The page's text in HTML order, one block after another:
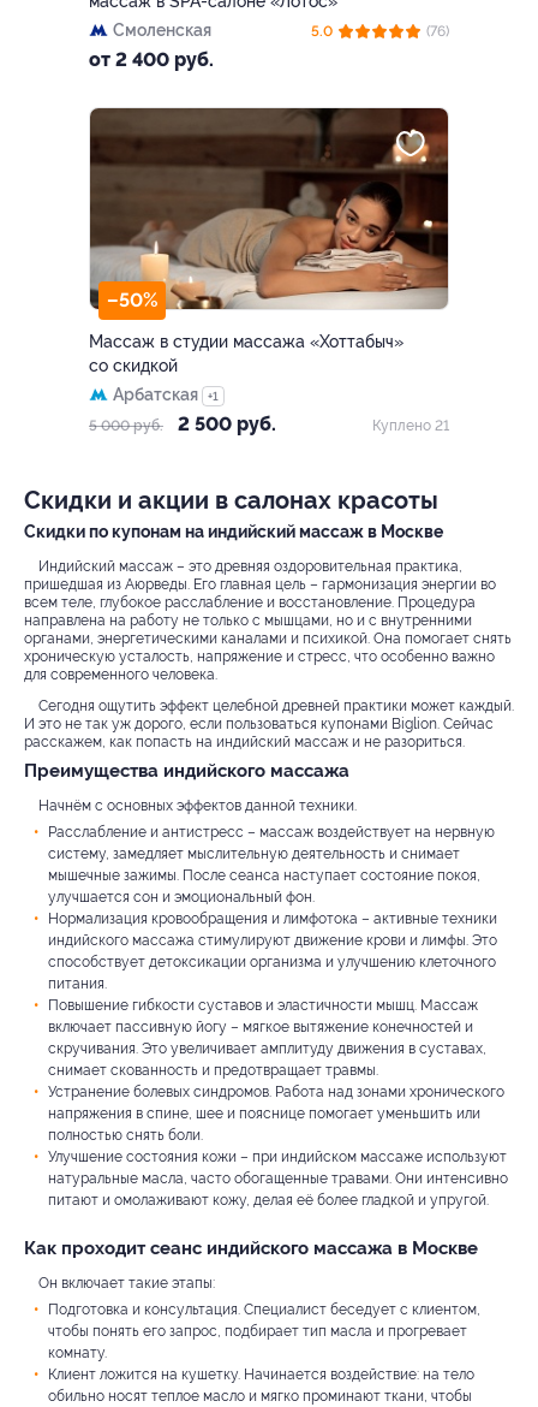
Смоленская
от 2 400 руб.
5.0 (76)
–50%
Массаж в студии массажа «Хоттабыч»
со скидкой
Арбатская
+1
5 000 руб. 2 500 руб. Куплено 21
Скидки и акции в салонах красоты
Скидки по купонам на индийский массаж в Москве
Индийский массаж – это древняя оздоровительная практика,
пришедшая из Аюрведы. Его главная цель – гармонизация энергии во
всем теле, глубокое расслабление и восстановление. Процедура
направлена на работу не только с мышцами, но и с внутренними
органами, энергетическими каналами и психикой. Она помогает снять
хроническую усталость, напряжение и стресс, что особенно важно
для современного человека.
Сегодня ощутить эффект целебной древней практики может каждый.
И это не так уж дорого, если пользоваться купонами Biglion. Сейчас
расскажем, как попасть на индийский массаж и не разориться.
Преимущества индийского массажа
Начнём с основных эффектов данной техники.
Расслабление и антистресс – массаж воздействует на нервную
систему, замедляет мыслительную деятельность и снимает
мышечные зажимы. После сеанса наступает состояние покоя,
улучшается сон и эмоциональный фон.
Нормализация кровообращения и лимфотока – активные техники
индийского массажа стимулируют движение крови и лимфы. Это
способствует детоксикации организма и улучшению клеточного
питания.
Повышение гибкости суставов и эластичности мышц. Массаж
включает пассивную йогу – мягкое вытяжение конечностей и
скручивания. Это увеличивает амплитуду движения в суставах,
снимает скованность и предотвращает травмы.
Устранение болевых синдромов. Работа над зонами хронического
напряжения в спине, шее и пояснице помогает уменьшить или
полностью снять боли.
Улучшение состояния кожи – при индийском массаже используют
натуральные масла, часто обогащенные травами. Они интенсивно
питают и омолаживают кожу, делая её более гладкой и упругой.
Как проходит сеанс индийского массажа в Москве
Он включает такие этапы:
Подготовка и консультация. Специалист беседует с клиентом,
чтобы понять его запрос, подбирает тип масла и прогревает
комнату.
Клиент ложится на кушетку. Начинается воздействие: на тело
обильно носят теплое масло и мягко проминают ткани, чтобы